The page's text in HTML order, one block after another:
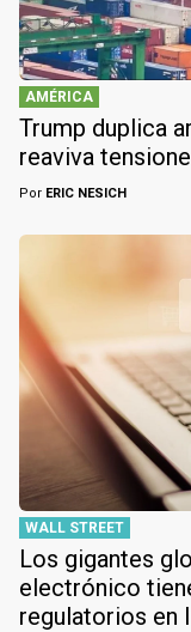
AMÉRICA
Trump duplica
reaviva
Por ERIC NESICH
WALL STREET
Los gigantes
electrónico
regulatorios en